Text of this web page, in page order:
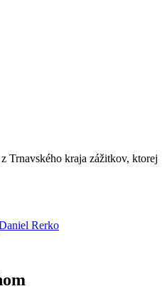
Trnavského kraja zážitkov, ktorej
Rerko